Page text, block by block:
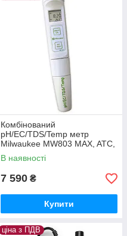
Комбінований
pH/EC/TDS/Temp метр
Milwaukee MW803 MAX, ATC,
автомат. калібрування,
Угорщина
В наявності
7 590 ₴
Купити
ціна з ПДВ